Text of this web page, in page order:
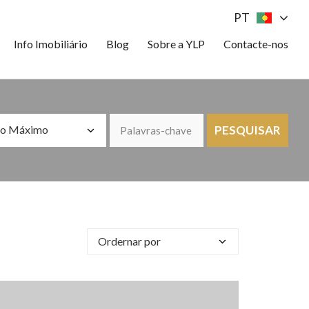
PT
Info Imobiliário Blog Sobre a YLP Contacte-nos
Máximo PESQUISAR
Ordernar por